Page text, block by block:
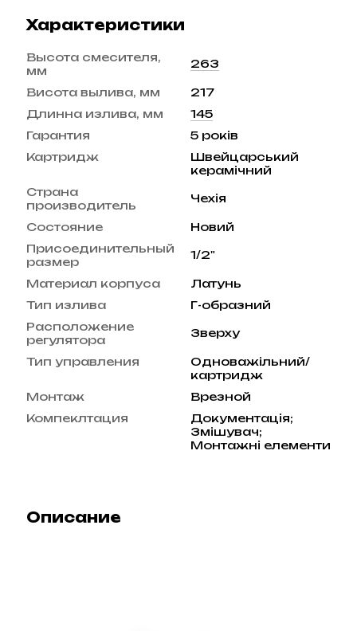
Характеристики
Высота смесителя,
мм
263
Висота вылива, мм
217
Длинна излива, мм
145
Гарантия
5 років
Картридж
Швейцарський
керамічний
Страна
производитель
Чехія
Состояние
Новий
Присоединительный
размер
1/2"
Материал корпуса
Латунь
Тип излива
Г-образний
Расположение
регулятора
Зверху
Тип управления
Одноважільний/
картридж
Монтаж
Врезной
Компеклтация
Документація;
Змішувач;
Монтажні елементи
Описание